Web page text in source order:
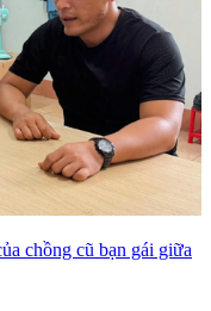
chồng cũ bạn gái giữa